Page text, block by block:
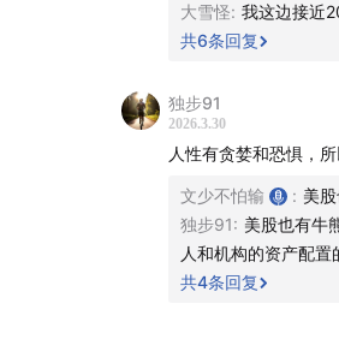
6.日收益率8%，运气+实
【我们是谁】
「满仓以后」是一档泛
不不开的问题。我们秉
大雪怪: 我这边接近
共6条回复
独步91
2026.3.30
人性有贪婪和恐惧，
文少不怕输 : 美
独步91: 美股也有牛
人和机构的资产配
共4条回复